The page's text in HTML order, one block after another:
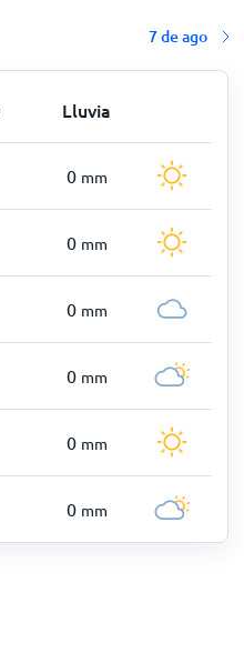
7 de ago
Lluvia
0 mm
0 mm
0 mm
0 mm
0 mm
0 mm